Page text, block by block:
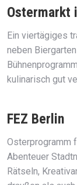
Ostermarkt
Ein viertägiges
neben
kulinarisch gut
FEZ Berlin
Osterprogramm
Abenteuer
Rätseln,